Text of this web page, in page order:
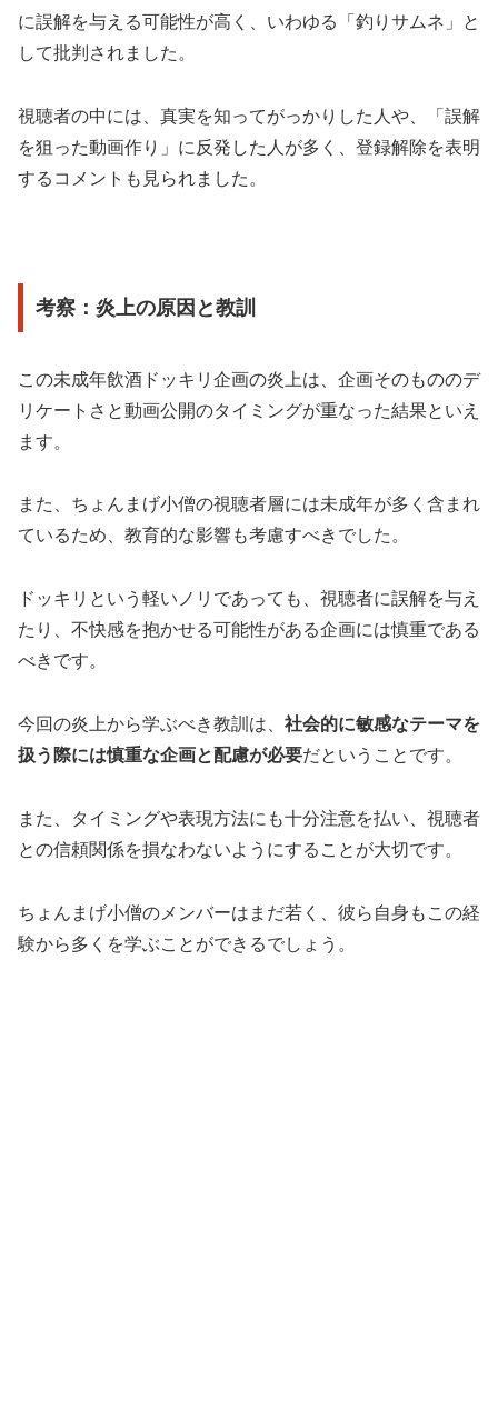
に誤解を与える可能性が高く、いわゆる「釣りサムネ」と
して批判されました。
視聴者の中には、真実を知ってがっかりした人や、「誤解
を狙った動画作り」に反発した人が多く、登録解除を表明
するコメントも見られました。
考察：炎上の原因と教訓
この未成年飲酒ドッキリ企画の炎上は、企画そのもののデ
リケートさと動画公開のタイミングが重なった結果といえ
ます。
また、ちょんまげ小僧の視聴者層には未成年が多く含まれ
ているため、教育的な影響も考慮すべきでした。
ドッキリという軽いノリであっても、視聴者に誤解を与え
たり、不快感を抱かせる可能性がある企画には慎重である
べきです。
今回の炎上から学ぶべき教訓は、 社会的に敏感なテーマを
扱う際には慎重な企画と配慮が必要だということです。
また、タイミングや表現方法にも十分注意を払い、視聴者
との信頼関係を損なわないようにすることが大切です。
ちょんまげ小僧のメンバーはまだ若く、彼ら自身もこの経
験から多くを学ぶことができるでしょう。